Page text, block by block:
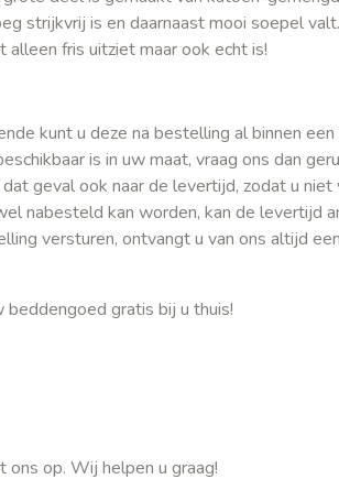
strijkvrij is en daarnaast mooi soepel valt.
fris uitziet maar ook echt is!
kunt u deze na bestelling al binnen een
is in uw maat, vraag ons dan
geval ook naar de levertijd, zodat u niet
nabesteld kan worden, kan de levertijd
versturen, ontvangt u van ons altijd
gratis bij u thuis!
ons op. Wij helpen u graag!